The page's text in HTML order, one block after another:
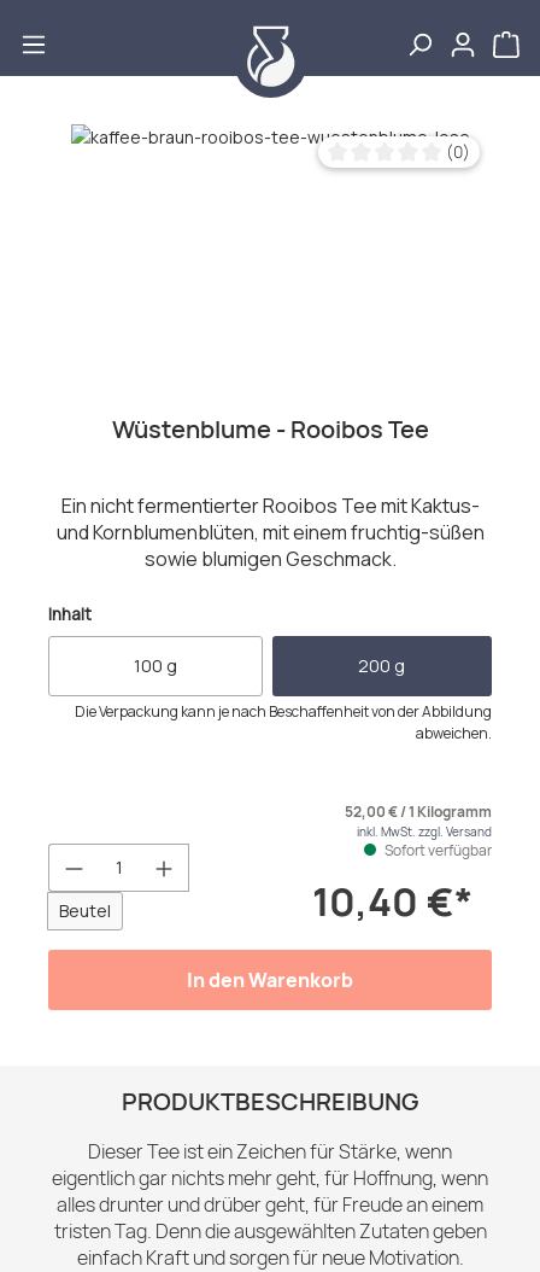
Durchschnittliche
(0)
Bildergalerie überspringen
Wüstenblume - Rooibos Tee
Ein nicht fermentierter Rooibos Tee mit Kaktus-
und Kornblumenblüten, mit einem fruchtig-süßen
sowie blumigen Geschmack.
Inhaltauswählen
100 g 200 g
Die Verpackung kann je nach Beschaffenheit von der Abbildung
abweichen.
Produkt Anzahl: Gib den
Beutel 10,40 €*
52,00 € / 1 Kilogramm
inkl. MwSt. zzgl. Versand
Sofort verfügbar
In den Warenkorb
PRODUKTBESCHREIBUNG
Dieser Tee ist ein Zeichen für Stärke, wenn
eigentlich gar nichts mehr geht, für Hoffnung, wenn
alles drunter und drüber geht, für Freude an einem
tristen Tag. Denn die ausgewählten Zutaten geben
einfach Kraft und sorgen für neue Motivation.